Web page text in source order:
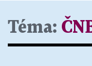
Téma: